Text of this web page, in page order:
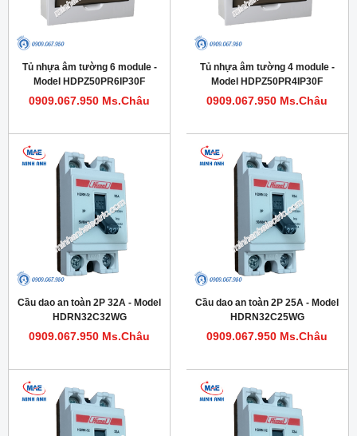
Tủ nhựa âm tường 6 module -
Model HDPZ50PR6IP30F
0909.067.950 Ms.Châu
Tủ nhựa âm tường 4 module -
Model HDPZ50PR4IP30F
0909.067.950 Ms.Châu
Cầu dao an toàn 2P 32A - Model
HDRN32C32WG
0909.067.950 Ms.Châu
Cầu dao an toàn 2P 25A - Model
HDRN32C25WG
0909.067.950 Ms.Châu